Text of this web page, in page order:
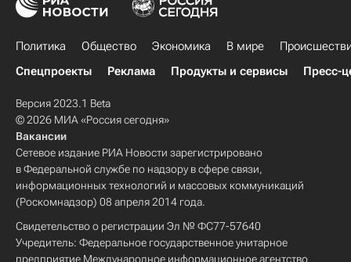
Политика Общество Экономика В мире
Спецпроекты
Реклама Продукты и сервисы Пресс-
Версия 2023.1 Beta
© 2026 МИА «Россия сегодня»
Вакансии
Сетевое издание РИА Новости зарегистрировано
в Федеральной службе по надзору в сфере связи,
информационных технологий и массовых коммуникаций
(Роскомнадзор) 08 апреля 2014 года.
Свидетельство о регистрации Эл № ФС77-57640
Учредитель: Федеральное государственное унитарное
предприятие Международное информационное агентство